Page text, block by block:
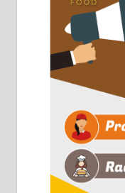
Чистим
061/32-13-445